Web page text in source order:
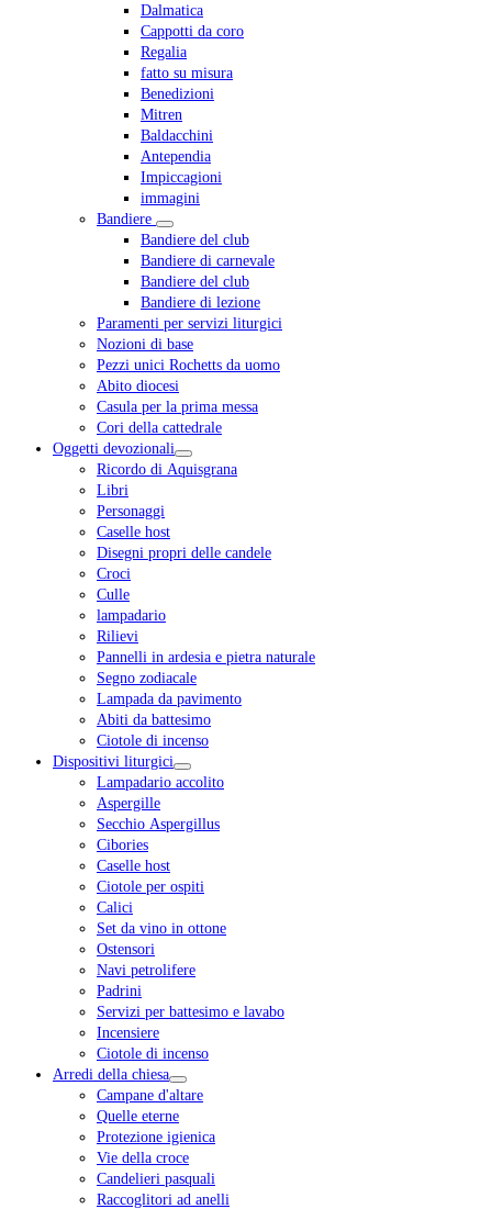
Dalmatica
Cappotti da coro
Regalia
fatto su misura
Benedizioni
Mitren
Baldacchini
Antependia
Impiccagioni
immagini
Bandiere
Bandiere del club
Bandiere di carnevale
Bandiere del club
Bandiere di lezione
Paramenti per servizi liturgici
Nozioni di base
Pezzi unici Rochetts da uomo
Abito diocesi
Casula per la prima messa
Cori della cattedrale
Oggetti devozionali
Ricordo di Aquisgrana
Libri
Personaggi
Caselle host
Disegni propri delle candele
Croci
Culle
lampadario
Rilievi
Pannelli in ardesia e pietra naturale
Segno zodiacale
Lampada da pavimento
Abiti da battesimo
Ciotole di incenso
Dispositivi liturgici
Lampadario accolito
Aspergille
Secchio Aspergillus
Cibories
Caselle host
Ciotole per ospiti
Calici
Set da vino in ottone
Ostensori
Navi petrolifere
Padrini
Servizi per battesimo e lavabo
Incensiere
Ciotole di incenso
Arredi della chiesa
Campane d'altare
Quelle eterne
Protezione igienica
Vie della croce
Candelieri pasquali
Raccoglitori ad anelli